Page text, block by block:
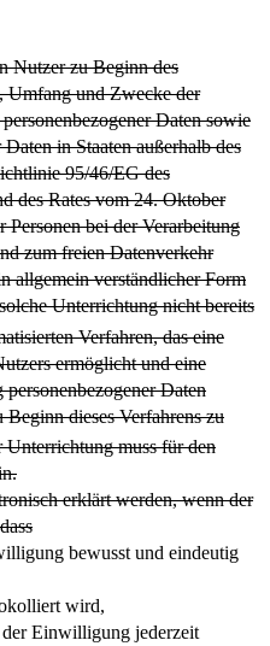
Nutzer zu Beginn des
Umfang und Zwecke der
Daten sowie
in Staaten außerhalb des
95/46/EG des
des Rates vom 24. Oktober
bei der Verarbeitung
zum freien Datenverkehr
allgemein verständlicher Form
Unterrichtung nicht bereits
Verfahren, das eine
ermöglicht und eine
Daten
dieses Verfahrens zu
Unterrichtung muss für den
erklärt werden, wenn der
bewusst und eindeutig
wird,
Einwilligung jederzeit